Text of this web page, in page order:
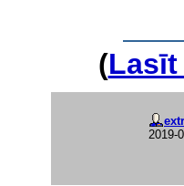
(Lasīt
2019-